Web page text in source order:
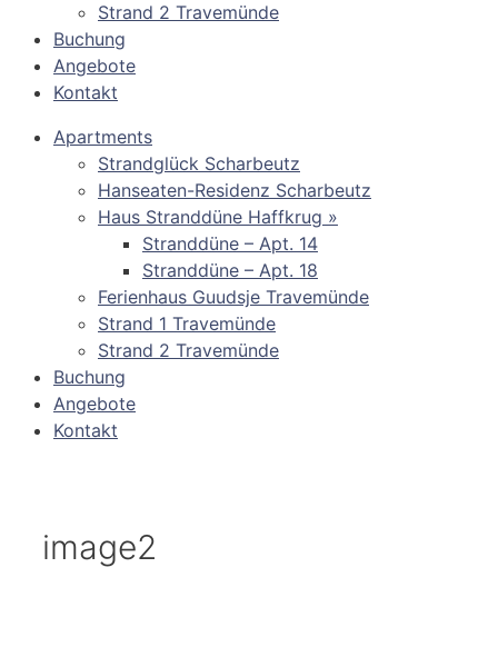
Strand 2 Travemünde
Buchung
Angebote
Kontakt
Apartments
Strandglück Scharbeutz
Hanseaten-Residenz Scharbeutz
Haus Stranddüne Haffkrug »
Stranddüne – Apt. 14
Stranddüne – Apt. 18
Ferienhaus Guudsje Travemünde
Strand 1 Travemünde
Strand 2 Travemünde
Buchung
Angebote
Kontakt
image2